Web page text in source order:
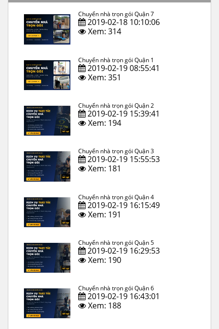
Chuyển nhà trọn gói Quận 7
2019-02-18 10:10:06
Xem: 314
Chuyển nhà trọn gói Quận 1
2019-02-19 08:55:41
Xem: 351
Chuyển nhà trọn gói Quận 2
2019-02-19 15:39:41
Xem: 194
Chuyển nhà trọn gói Quận 3
2019-02-19 15:55:53
Xem: 181
Chuyển nhà trọn gói Quận 4
2019-02-19 16:15:49
Xem: 191
Chuyển nhà trọn gói Quận 5
2019-02-19 16:29:53
Xem: 190
Chuyển nhà trọn gói Quận 6
2019-02-19 16:43:01
Xem: 188